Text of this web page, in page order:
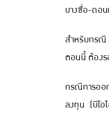
บางซื่อ-ดอน
สำหรับกรณี
ตอนนี้ ต้องร
กรณีการออ
ลงทุน (บีโอ